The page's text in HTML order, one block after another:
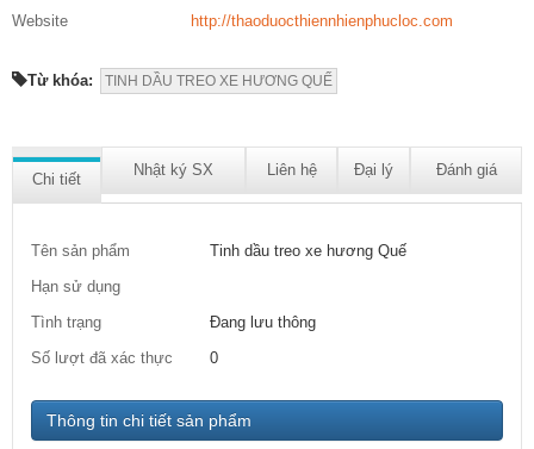
Website
http://thaoduocthiennhienphucloc.com
Từ khóa: TINH DẦU TREO XE HƯƠNG QUẾ
Chi tiết
Nhật ký SX Liên hệ Đại lý Đánh giá
Tên sản phẩm
Tinh dầu treo xe hương Quế
Hạn sử dụng
Tình trạng
Đang lưu thông
Số lượt đã xác thực
0
Thông tin chi tiết sản phẩm